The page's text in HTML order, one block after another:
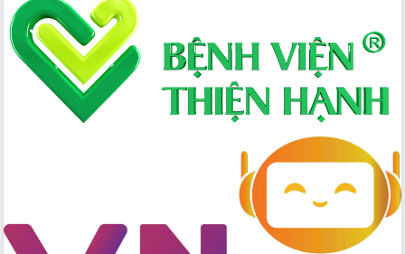
Lãnh đạo tỉnh dâng hương tưởng niệm
tại Đập Đồng Cam đầu Xuân Bính Ngọ
Ngành nông nghiệp phấn đấu tăng
trưởng đạt 5,86% trong năm 2026
UBND tỉnh Đắk Lắk triển khai công tác
quốc phòng, quân sự địa phương năm
chúc mừng các bệnh viện nhân Ngày
Thầy thuốc Việt Nam